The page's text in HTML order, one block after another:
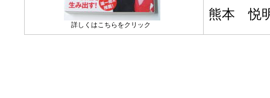
詳しくはこちらをクリック
熊本 悦